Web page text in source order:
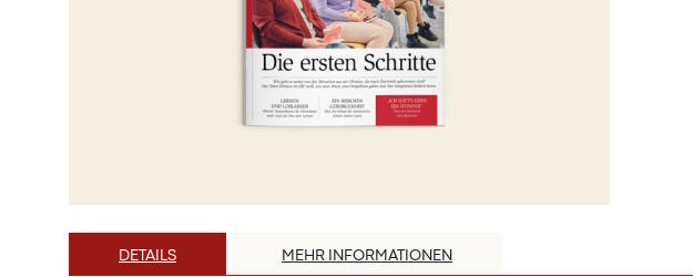
DETAILS MEHR INFORMATIONEN